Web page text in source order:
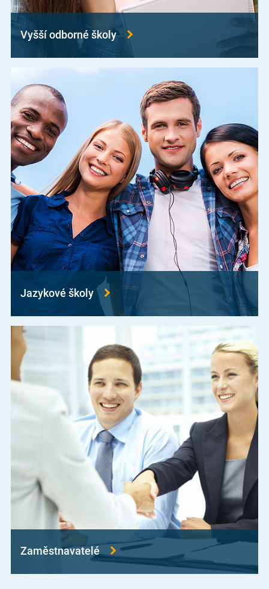
Vyšší odborné školy
Jazykové školy
Zaměstnavatelé